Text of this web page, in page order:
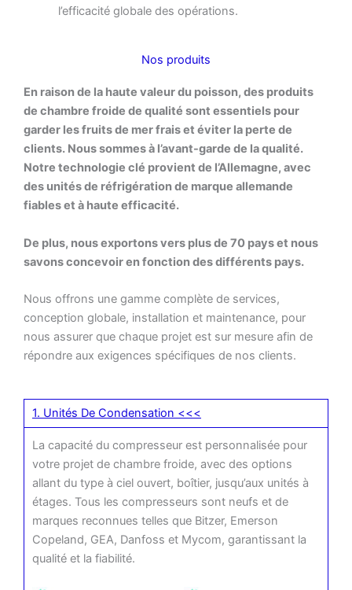
l’efficacité globale des opérations.
Nos produits
En raison de la haute valeur du poisson, des produits
de chambre froide de qualité sont essentiels pour
garder les fruits de mer frais et éviter la perte de
clients. Nous sommes à l’avant-garde de la qualité.
Notre technologie clé provient de l’Allemagne, avec
des unités de réfrigération de marque allemande
fiables et à haute efficacité.
De plus, nous exportons vers plus de 70 pays et nous
savons concevoir en fonction des différents pays.
Nous offrons une gamme complète de services,
conception globale, installation et maintenance, pour
nous assurer que chaque projet est sur mesure afin de
répondre aux exigences spécifiques de nos clients.
1. Unités De Condensation <<<
La capacité du compresseur est personnalisée pour
votre projet de chambre froide, avec des options
allant du type à ciel ouvert, boîtier, jusqu’aux unités à
étages. Tous les compresseurs sont neufs et de
marques reconnues telles que Bitzer, Emerson
Copeland, GEA, Danfoss et Mycom, garantissant la
qualité et la fiabilité.